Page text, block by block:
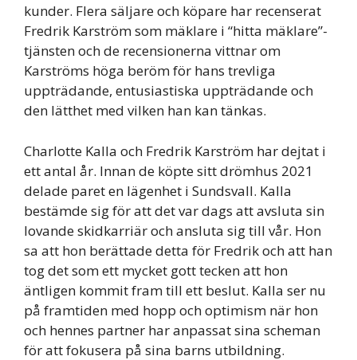
kunder. Flera säljare och köpare har recenserat
Fredrik Karström som mäklare i “hitta mäklare”-
tjänsten och de recensionerna vittnar om
Karströms höga beröm för hans trevliga
uppträdande, entusiastiska uppträdande och
den lätthet med vilken han kan tänkas.
Charlotte Kalla och Fredrik Karström har dejtat i
ett antal år. Innan de köpte sitt drömhus 2021
delade paret en lägenhet i Sundsvall. Kalla
bestämde sig för att det var dags att avsluta sin
lovande skidkarriär och ansluta sig till vår. Hon
sa att hon berättade detta för Fredrik och att han
tog det som ett mycket gott tecken att hon
äntligen kommit fram till ett beslut. Kalla ser nu
på framtiden med hopp och optimism när hon
och hennes partner har anpassat sina scheman
för att fokusera på sina barns utbildning.